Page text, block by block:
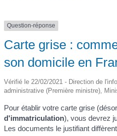
Question-réponse
Carte grise :
son domicile en
Vérifié le 22/02/2021 - Direction de
administrative (Première ministre),
Pour établir votre carte grise
d'immatriculation), vous devrez
Les documents le justifiant